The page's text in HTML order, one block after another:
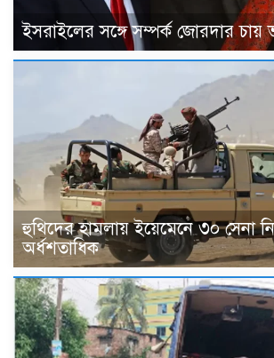
ইসরাইলের সঙ্গে সম্পর্ক জোরদার চায়
হুথিদের হামলায় ইয়েমেনে ৩০ সেনা
অর্ধশতাধিক